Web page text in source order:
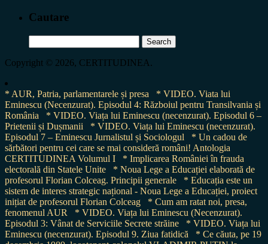
Cautare
for:
Copyright © 2026, CERTITUDINEA.
* AUR, Patria, parlamentarele și presa
* VIDEO. Viata lui
Eminescu (Necenzurat). Episodul 4: Războiul pentru Transilvania și
România
* VIDEO. Viața lui Eminescu (necenzurat). Episodul 6 –
Prietenii și Dușmanii
* VIDEO. Viața lui Eminescu (necenzurat).
Episodul 7 – Eminescu Jurnalistul și Sociologul
* Un cadou de
sărbători pentru cei care se mai consideră români! Antologia
CERTITUDINEA Volumul I
* Implicarea României în frauda
electorală din Statele Unite
* Noua Lege a Educației elaborată de
profesorul Florian Colceag. Principii generale
* Educația este un
sistem de interes strategic național - Noua Lege a Educației, proiect
inițiat de profesorul Florian Colceag
* Cum am ratat noi, presa,
fenomenul AUR
* VIDEO. Viața lui Eminescu (Necenzurat).
Episodul 3: Vânat de Serviciile Secrete străine
* VIDEO. Viața lui
Eminescu (necenzurat). Episodul 9. Ziua fatidică
* Ce căuta, pe 19